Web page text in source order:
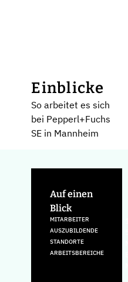
Einblicke
So arbeitet es sich
bei Pepperl+Fuchs
SE in Mannheim
Auf einen
Blick
MITARBEITER
AUSZUBILDENDE
STANDORTE
ARBEITSBEREICHE